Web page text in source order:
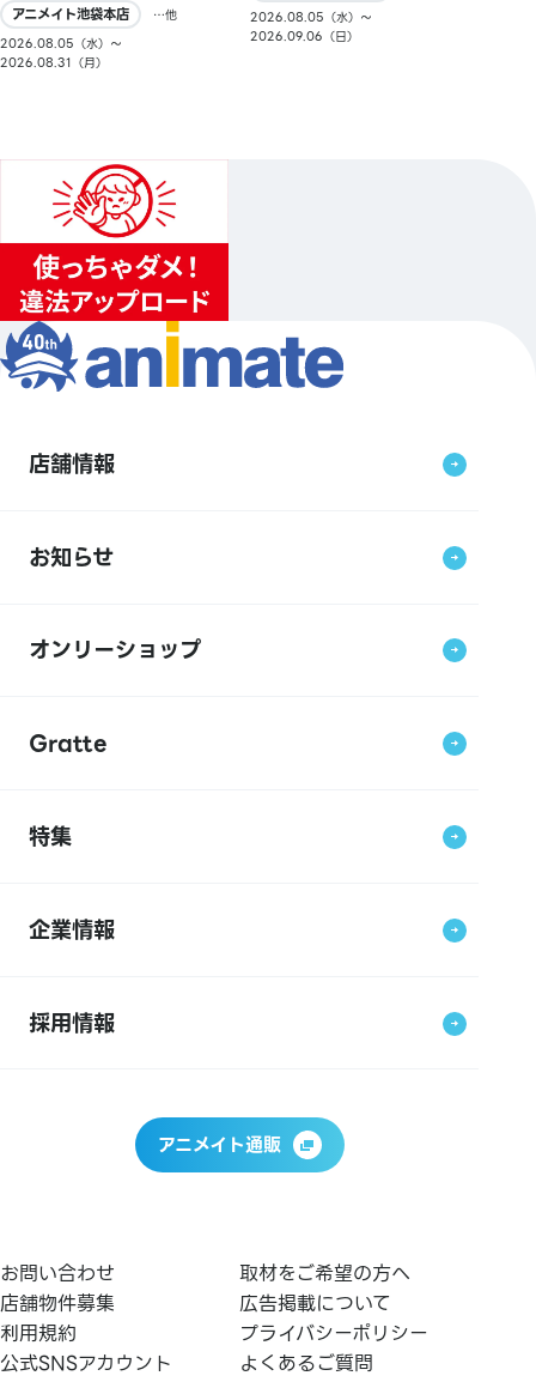
アニメイト池袋本店
…他
2026.08.05（水）〜
2026.08.31（月）
2026.08.05（水）〜
2026.09.06（日）
店舗情報
お知らせ
オンリーショップ
Gratte
特集
企業情報
採用情報
アニメイト通販
お問い合わせ
取材をご希望の方へ
店舗物件募集
広告掲載について
利用規約
プライバシーポリシー
公式SNSアカウント
よくあるご質問